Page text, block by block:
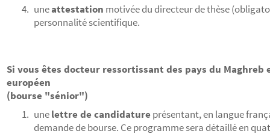
uneattestation motivée du directeur de thèse
personnalité scientifique.
Si vous êtes docteur ressortissant des pays du Maghreb
européen
(bourse "sénior")
unelettre de candidature présentant, en langue
demande de bourse. Ce programme sera détaillé en